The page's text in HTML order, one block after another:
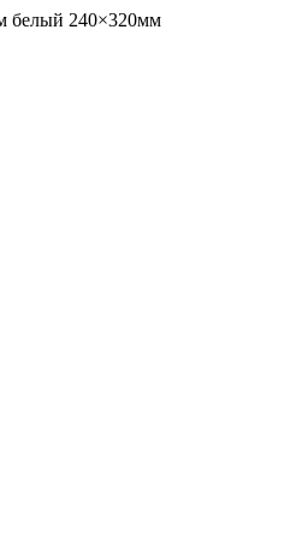
белый 240×320мм